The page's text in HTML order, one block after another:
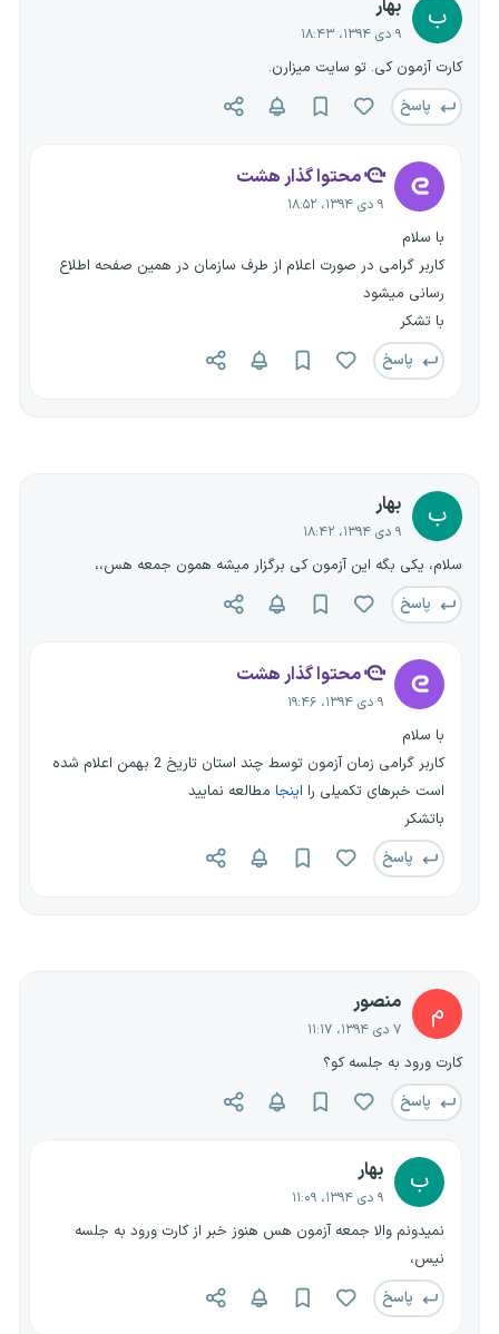
ب بهار
۹ دی ۱۳۹۴، ۱۸:۴۳
کارت آزمون کی. تو سایت میزارن.
پاسخ
محتوا گذار هشت
۹ دی ۱۳۹۴، ۱۸:۵۲
با سلام
کاربر گرامی در صورت اعلام از طرف سازمان در همین صفحه اطلاع
رسانی میشود
با تشکر
پاسخ
ب بهار
۹ دی ۱۳۹۴، ۱۸:۴۲
سلام، یکی بگه این آزمون کی برگزار میشه همون جمعه هس،،
پاسخ
محتوا گذار هشت
۹ دی ۱۳۹۴، ۱۹:۴۶
با سلام
کاربر گرامی زمان آزمون توسط چند استان تاریخ 2 بهمن اعلام شده
است خبرهای تکمیلی را اینجا مطالعه نمایید
باتشکر
پاسخ
م منصور
۷ دی ۱۳۹۴، ۱۱:۱۷
کارت ورود به جلسه کو؟
پاسخ
ب بهار
۹ دی ۱۳۹۴، ۱۱:۰۹
نمیدونم والا جمعه آزمون هس هنوز خبر از کارت ورود به جلسه
نیس،
پاسخ